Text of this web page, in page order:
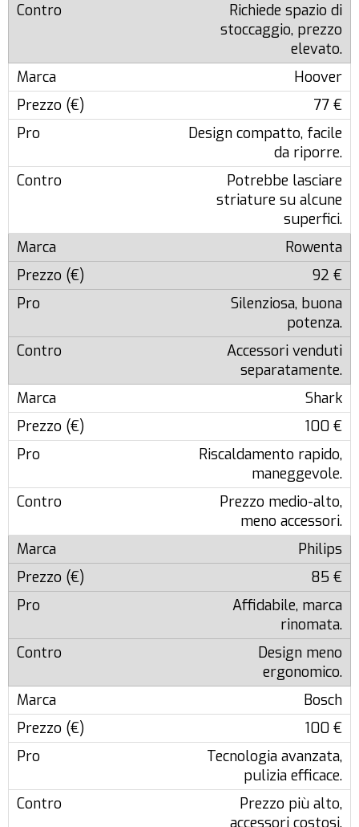
Richiede spazio di
stoccaggio, prezzo
elevato.
Hoover
77 €
Design compatto, facile
da riporre.
Potrebbe lasciare
striature su alcune
superfici.
Rowenta
92 €
Silenziosa, buona
potenza.
Accessori venduti
separatamente.
Shark
100 €
Riscaldamento rapido,
maneggevole.
Prezzo medio-alto,
meno accessori.
Philips
85 €
Affidabile, marca
rinomata.
Design meno
ergonomico.
Bosch
100 €
Tecnologia avanzata,
pulizia efficace.
Prezzo più alto,